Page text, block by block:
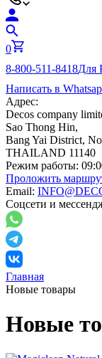
0
8-800-511-8418Для
Написать в
Адрес:
Decos company
Sao Thong Hin,
Bang Yai District,
THAILAND 11140
Режим работы:
Проложить
Email:
Соцсети и
Главная
Новые товары
Новые